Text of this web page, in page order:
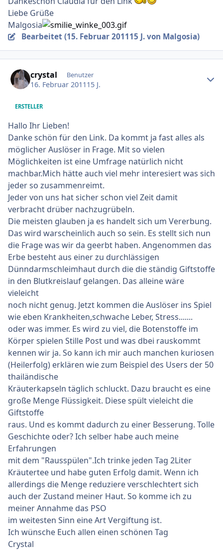
Liebe Grüße
Malgosia
Bearbeitet (15. Februar 201115 J.von Malgosia)
crystal Benutzer
16. Februar 2011 15 J.
ERSTELLER
Hallo Ihr Lieben!
Danke schön für den Link. Da kommt ja fast alles als
möglicher Auslöser in Frage. Mit so vielen
Möglichkeiten ist eine Umfrage natürlich nicht
machbar.Mich hätte auch viel mehr interesiert was sich
jeder so zusammenreimt.
Jeder von uns hat sicher schon viel Zeit damit
verbracht drüber nachzugrübeln.
Die meisten glauben ja es handelt sich um Vererbung.
Das wird warscheinlich auch so sein. Es stellt sich nun
die Frage was wir da geerbt haben. Angenommen das
Erbe besteht aus einer zu durchlässigen
Dünndarmschleimhaut durch die die ständig Giftstoffe
in den Blutkreislauf gelangen. Das alleine wäre
vieleicht
noch nicht genug. Jetzt kommen die Auslöser ins Spiel
wie eben Krankheiten,schwache Leber, Stress.......
oder was immer. Es wird zu viel, die Botenstoffe im
Körper spielen Stille Post und was dbei rauskommt
kennen wir ja. So kann ich mir auch manchen kuriosen
(Heilerfolg) erklären wie zum Beispiel des Users der 50
thailändische
Kräuterkapseln täglich schluckt. Dazu braucht es eine
große Menge Flüssigkeit. Diese spült vieleicht die
Giftstoffe
raus. Und es kommt dadurch zu einer Besserung. Tolle
Geschichte oder? Ich selber habe auch meine
Erfahrungen
mit dem "Rausspülen".Ich trinke jeden Tag 2Liter
Kräutertee und habe guten Erfolg damit. Wenn ich
allerdings die Menge reduziere verschlechtert sich
auch der Zustand meiner Haut. So komme ich zu
meiner Annahme das PSO
im weitesten Sinn eine Art Vergiftung ist.
Ich wünsche Euch allen einen schönen Tag
Crystal